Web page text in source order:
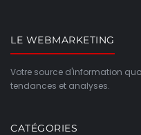
LE WEBMARKETING
Votre source d'information
tendances et analyses.
CATÉGORIES